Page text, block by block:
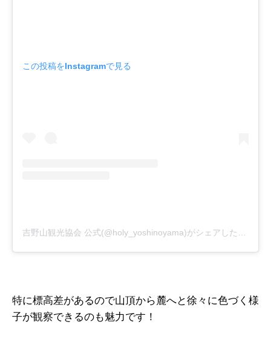
この投稿をInstagramで見る
特に標高差があるので山頂から麓へと徐々に色づく様
子が観察できるのも魅力です！